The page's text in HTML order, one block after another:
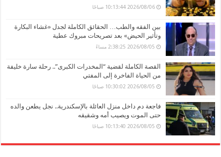
2026/08/06 10:13:44 صباحًا
بين الفقه والطب… الحقائق الكاملة لجدل «غشاء البكارة
وتأثير الحيض» بعد تصريحات مبروك عطية
2026/08/05 2:38:25 مساءً
القصة الكاملة لقضية “المخدرات الكبرى”.. رحلة سارة خليفة
من الحياة الفاخرة إلى المفتي
2026/08/05 10:30:02 صباحًا
فاجعة دم داخل منزل العائلة بالإسكندرية.. نجل يطعن والده
حتى الموت ويصيب أمه وشقيقه
2026/08/05 10:13:40 صباحًا